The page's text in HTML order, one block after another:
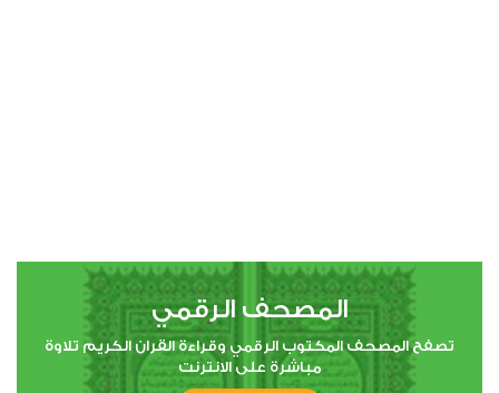
المصحف الرقمي
تصفح المصحف المكتوب الرقمي وقراءة القران الكريم تلاوة
مباشرة على الانترنت